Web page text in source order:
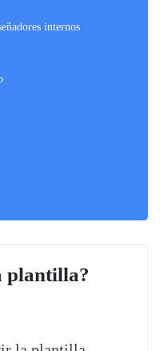
internos
plantilla?